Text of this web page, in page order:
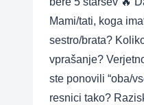
Mami/tati, koga
sestro/brata?
vprašanje?
ste ponovili “oba/
resnici tako?